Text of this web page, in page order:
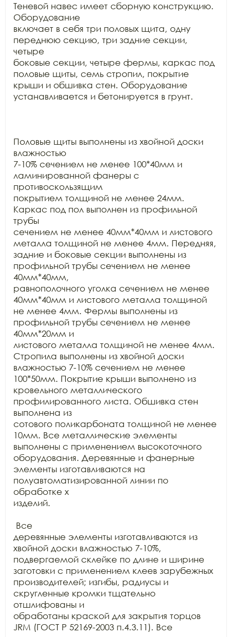
Теневой навес имеет сборную конструкцию.
Оборудование
включает в себя три половых щита, одну
переднюю секцию, три задние секции,
четыре
боковые секции, четыре фермы, каркас под
половые щиты, семь стропил, покрытие
крыши и обшивка стен. Оборудование
устанавливается и бетонируется в грунт.
Половые щиты выполнены из хвойной доски
влажностью
7-10% сечением не менее 100*40мм и
ламинированной фанеры с
противоскользящим
покрытием толщиной не менее 24мм.
Каркас под пол выполнен из профильной
трубы
сечением не менее 40мм*40мм и листового
металла толщиной не менее 4мм. Передняя,
задние и боковые секции выполнены из
профильной трубы сечением не менее
40мм*40мм,
равнополочного уголка сечением не менее
40мм*40мм и листового металла толщиной
не менее 4мм. Фермы выполнены из
профильной трубы сечением не менее
40мм*20мм и
листового металла толщиной не менее 4мм.
Стропила выполнены из хвойной доски
влажностью 7-10% сечением не менее
100*50мм. Покрытие крыши выполнено из
кровельного металлического
профилированного листа. Обшивка стен
выполнена из
сотового поликарбоната толщиной не менее
10мм. Все металлические элементы
выполнены с применением высокоточного
оборудования. Деревянные и фанерные
элементы изготавливаются на
полуавтоматизированной линии по
обработке х
изделий.
Все
деревянные элементы изготавливаются из
хвойной доски влажностью 7-10%,
подвергаемой склейке по длине и ширине
заготовки с применением клеев зарубежных
производителей; изгибы, радиусы и
скругленные кромки тщательно
отшлифованы и
обработаны краской для закрытия торцов
JRM (ГОСТ Р 52169-2003 п.4.3.11). Все